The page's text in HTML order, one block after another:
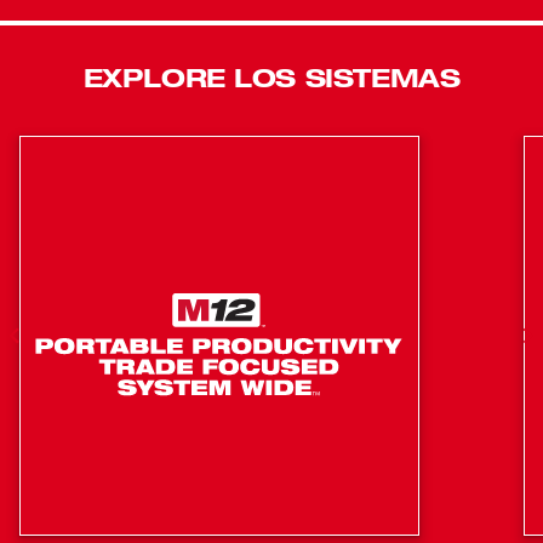
operación de su clase para maximizar la productividad.
de vinilo acoplable, lo que aumenta la versatilidad para
vinilo. Nuestra clavadora de techado inalámbrica cuenta
M18 FUEL™ se une al sistema M18™ de más de 250
soluciones y es compatible con todas las baterías M18™
REDLITHIUM.
Dispara hasta 6 clavos por segundo
EXPLORE LOS SISTEMAS